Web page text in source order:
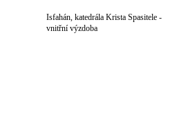
Isfahán, katedrála Krista Spasitele -
vnitřní výzdoba